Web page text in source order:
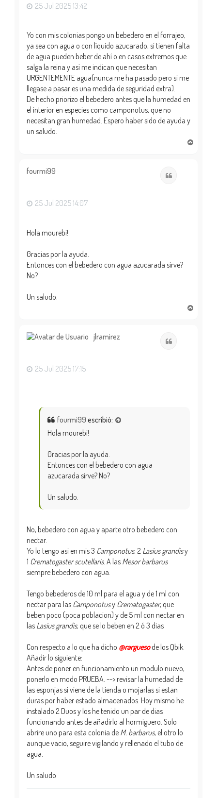
25 Jul 2025 13:42
Yo con mis colonias pongo un bebedero en el forrajeo,
ya sea con agua o con líquido azucarado, si tienen falta
de agua pueden beber de ahí o en casos extremos que
salga la reina y así me indican que necesitan
URGENTEMENTE agua(nunca me ha pasado pero si me
llegase a pasar es una medida de seguridad extra).
De hecho priorizo el bebedero antes que la humedad en
el interior en especies como camponotus, que no
necesitan gran humedad. Espero haber sido de ayuda y
un saludo.
fourmi99
25 Jul 2025 14:07
Hola mourebi!
Gracias por la ayuda.
Entonces con el bebedero con agua azucarada sirve?
No?
Un saludo.
jlramirez
25 Jul 2025 17:15
fourmi99 escribió:
Hola mourebi!
Gracias por la ayuda.
Entonces con el bebedero con agua
azucarada sirve? No?
Un saludo.
No, bebedero con agua y aparte otro bebedero con
nectar.
Yo lo tengo asi en mis 3 Camponotus, 2 Lasius grandisy
1 Crematogaster scutellaris. A las Mesor barbarus
siempre bebedero con agua.
Tengo bebederos de 10 ml para el agua y de 1 ml con
nectar para las Camponotusy Crematogaster, que
beben poco (poca poblacion) y de 5 ml con nectar en
las Lasius grandis, que se lo beben en 2 ó 3 dias
Con respecto a lo que ha dicho @rarguesode los Qbik.
Añadir lo siguiente:
Antes de poner en funcionamiento un modulo nuevo,
ponerlo en modo PRUEBA. --> revisar la humedad de
las esponjas si viene de la tienda o mojarlas si estan
duras por haber estado almacenados. Hoy mismo he
instalado 2 Duos y los he tenido un par de dias
funcionando antes de añadirlo al hormiguero. Solo
abrire uno para esta colonia de M. barbarus, el otro lo
aunque vacio, seguire vigilando y rellenado el tubo de
agua.
Un saludo